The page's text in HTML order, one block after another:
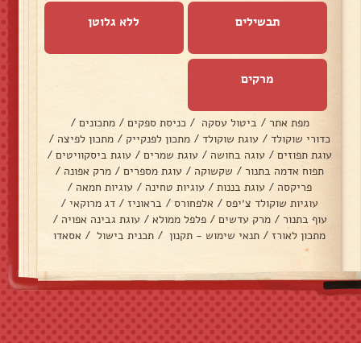
תבשילים ללא גלוטן
מרקים
מפת אתר / ביטול עסקה / כניסת ספקים / מתכונים /
כדורי שוקולד / עוגת שוקולד / מתכון לפנקייק / מתכון לפיצה /
עוגת תפוזים / עוגה בחושה / עוגת שמרים / עוגת ביסקוויטים /
תפוח אדמה בתנור / שקשוקה / עוגת מספרים / מרק אפונה /
פריקסה / עוגת בננות / עוגיות טחינה / עוגיות חמאה /
עוגיות שוקולד צ׳יפס / אלפחורס/ בראוניז / דג מרוקאי /
עוף בתנור / מרק עדשים / פלפל ממולא / עוגת גבינה אפויה /
מתכון לאורז / תנאי שימוש - תקנון / תכנית בישול / אסאדו